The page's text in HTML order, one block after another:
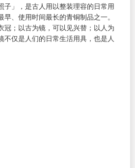
子」，是古人用以整装理容的日常用
、使用时间最长的青铜制品之一。
冠；以古为镜，可以见兴替；以人为
不仅是人们的日常生活用具，也是人